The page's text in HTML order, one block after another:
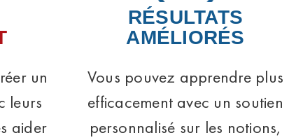
un
leurs
aider
RÉSULTATS
AMÉLIORÉS
Vous pouvez apprendre plus
efficacement avec un soutien
personnalisé sur les notions,